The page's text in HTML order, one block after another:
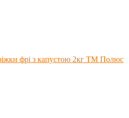
фрі з капустою 2кг ТМ Полюс